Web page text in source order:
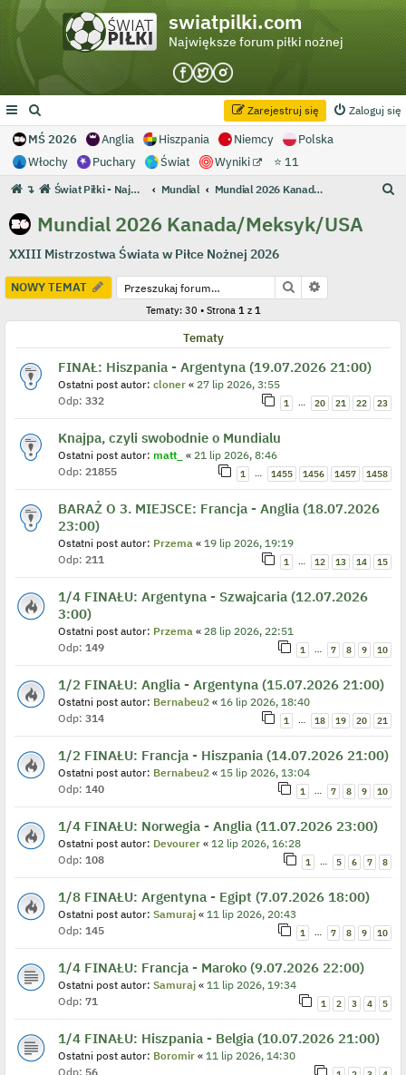
swiatpilki.com
Największe forum piłki nożnej
Zaloguj się
Zarejestruj się
MŚ 2026 Anglia Hiszpania Niemcy
Polska
Włochy
Puchary Świat Wyniki ⭐ 11
↴ Świat Piłki - Największe forum piłki nożnej Mundial Mundial 2026 Kanada/Meksyk/USA
Mundial 2026 Kanada/Meksyk/USA
XXIII Mistrzostwa Świata w Piłce Nożnej 2026
NOWY TEMAT Szukaj
Tematy: 30 • Strona 1z 1
Tematy
FINAŁ: Hiszpania - Argentyna (19.07.2026 21:00)
Ostatni post autor: cloner « 27 lip 2026, 3:55
Odp: 332 1 … 20 21 22 23
Knajpa, czyli swobodnie o Mundialu
Ostatni post autor: matt_ « 21 lip 2026, 8:46
Odp: 21855 1 … 1455 1456 1457 1458
BARAŻ O 3. MIEJSCE: Francja - Anglia (18.07.2026
23:00)
Ostatni post autor: Przema « 19 lip 2026, 19:19
Odp: 211 1 … 12 13 14 15
1/4 FINAŁU: Argentyna - Szwajcaria (12.07.2026
3:00)
Ostatni post autor: Przema « 28 lip 2026, 22:51
Odp: 149 1 … 7 8 9 10
1/2 FINAŁU: Anglia - Argentyna (15.07.2026 21:00)
Ostatni post autor: Bernabeu2 « 16 lip 2026, 18:40
Odp: 314 1 … 18 19 20 21
1/2 FINAŁU: Francja - Hiszpania (14.07.2026 21:00)
Ostatni post autor: Bernabeu2 « 15 lip 2026, 13:04
Odp: 140 1 … 7 8 9 10
1/4 FINAŁU: Norwegia - Anglia (11.07.2026 23:00)
Ostatni post autor: Devourer « 12 lip 2026, 16:28
Odp: 108 1 … 5 6 7 8
1/8 FINAŁU: Argentyna - Egipt (7.07.2026 18:00)
Ostatni post autor: Samuraj « 11 lip 2026, 20:43
Odp: 145 1 … 7 8 9 10
1/4 FINAŁU: Francja - Maroko (9.07.2026 22:00)
Ostatni post autor: Samuraj « 11 lip 2026, 19:34
Odp: 71 1 2 3 4 5
1/4 FINAŁU: Hiszpania - Belgia (10.07.2026 21:00)
Ostatni post autor: Boromir « 11 lip 2026, 14:30
Odp: 56